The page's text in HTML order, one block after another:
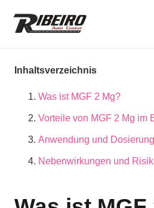
Inhaltsverzeichnis
Was ist MGF 2 Mg?
Vorteile von MGF 2 Mg im
Anwendung und Dosierung
Nebenwirkungen und